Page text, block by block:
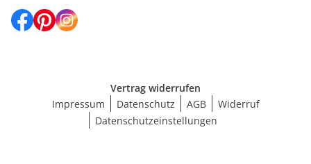
Vertrag widerrufen
Impressum
Datenschutz AGB
Widerruf
Datenschutzeinstellungen